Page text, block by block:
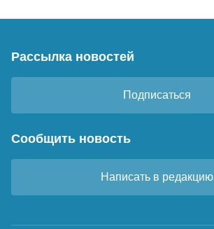
Рассылка новостей
Подписаться
Сообщить новость
Написать в редакцию